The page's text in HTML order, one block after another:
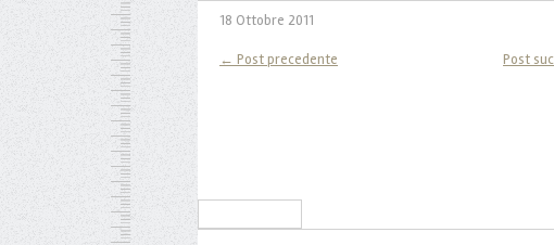
18 Ottobre 2011
← Post precedente Post